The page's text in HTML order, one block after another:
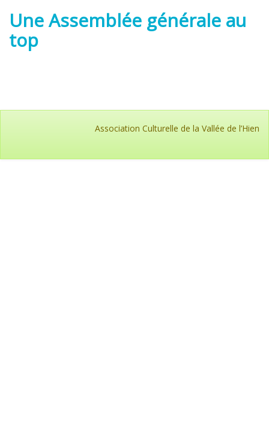
Une Assemblée générale au
top
Association Culturelle de la Vallée de l’Hien